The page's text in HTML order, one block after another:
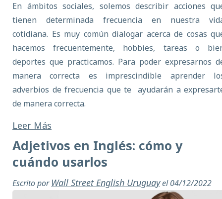
En ámbitos sociales, solemos describir acciones
tienen determinada frecuencia en nuestra
cotidiana. Es muy común dialogar acerca de cosas
hacemos frecuentemente, hobbies, tareas o
deportes que practicamos. Para poder expresarnos
manera correcta es imprescindible aprender
adverbios de frecuencia que te
ayudarán a
de manera correcta.
Leer Más
Adjetivos en Inglés: cómo y
cuándo usarlos
Escrito por Wall Street English Uruguayel 04/12/2022